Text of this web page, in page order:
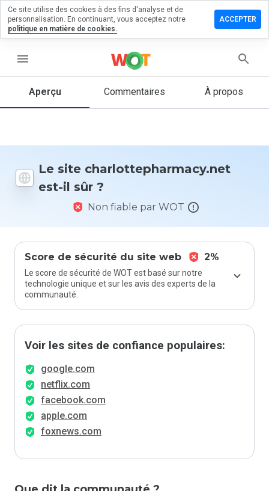
menu
Aperçu Commentaires À propos
Le site charlottepharmacy.net
est-il sûr ?
Non fiable par WOT
Score de sécurité du site web 2%
Le score de sécurité de WOT est basé sur notre
technologie unique et sur les avis des experts de la
communauté.
Voir les sites de confiance populaires:
google.com
netflix.com
facebook.com
apple.com
foxnews.com
sur
Quelle
donneriez-
Ce site utilise des cookies à des fins d'analyse et de
personnalisation. En continuant, vous acceptez notre
politique en matière de cookies.
ACCEPTER